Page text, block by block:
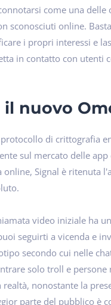
come una
sconosciuti online.
i propri interessi e
in contatto con utenti
il nuovo
protocollo di crittografia
sul mercato delle app
online, Signal è ritenuta
video iniziale ha
seguirti a vicenda e
secondo cui nelle
solo troll e persone
nonostante la
parte del pubblico è